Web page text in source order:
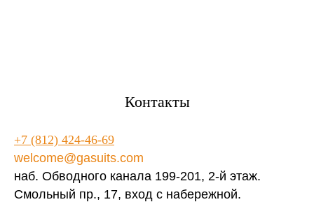
Контакты
+7 (812) 424-46-69
welcome@gasuits.com
наб. Обводного канала 199-201, 2-й этаж.
Смольный пр., 17, вход с набережной.